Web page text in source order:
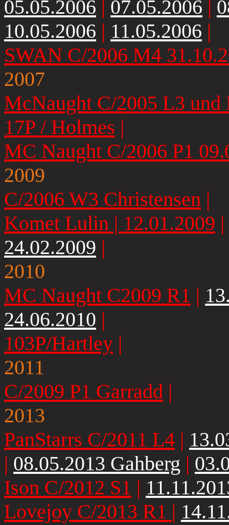
05.05.2006 | 07.05.2006 |
10.05.2006 | 11.05.2006 |
SWAN C/2006 M4
2007
McNaught C/2005 L3 und
17P / Holmes |
MC Naught C/2006 P1
2009
C/2006 W3 Christensen |
Komet Lulin | 12.01.2009 |
24.02.2009 |
2010
MC Naught C2009 R1 |
24.06.2010 |
103P/Hartley |
2011
C/2009 P1 Garradd |
2013
PanStarrs C/2011 L4 |
| 08.05.2013 Gahberg |
Ison C/2012 S1 |
Lovejoy C/2013 R1 |